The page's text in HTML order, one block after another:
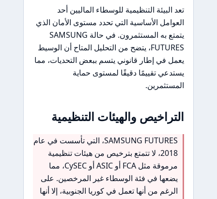
تعد البيئة التنظيمية للوسطاء الماليين أحد
العوامل الأساسية التي تحدد مستوى الأمان الذي
يتمتع به المستثمرون. في حالة SAMSUNG
FUTURES، يتضح من التحليل المتاح أن الوسيط
يعمل في إطار قانوني يتسم ببعض التحديات، مما
يستدعي تقييمًا دقيقًا لمستوى حماية
المستثمرين.
التراخيص والهيئات التنظيمية
SAMSUNG FUTURES، التي تأسست في عام
2018، لا تتمتع بترخيص من هيئات تنظيمية
مرموقة مثل FCA أو ASIC أو CySEC، مما
يضعها في فئة الوسطاء غير المرخصين. على
الرغم من أنها تعمل في كوريا الجنوبية، إلا أنها